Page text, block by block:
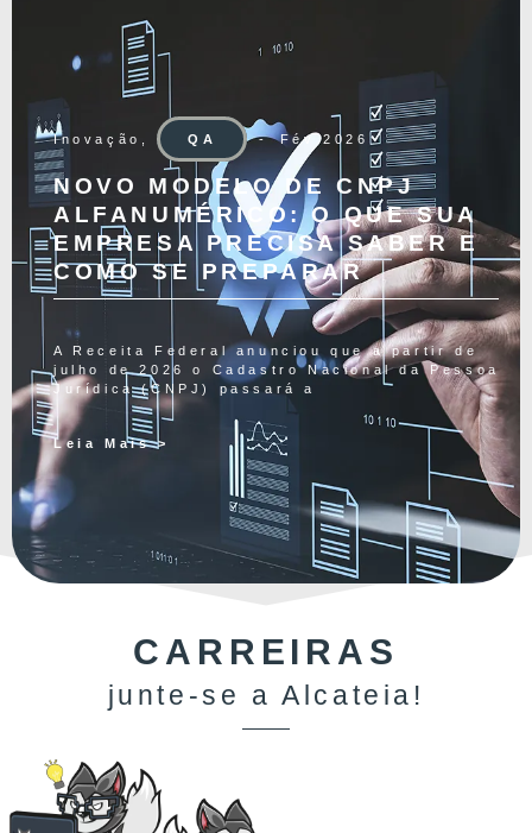
Inovação , QA Fév 2026
NOVO MODELO DE CNPJ
ALFANUMÉRICO: O QUE SUA
EMPRESA PRECISA SABER E
COMO SE PREPARAR
A Receita Federal anunciou que a partir de
julho de 2026 o Cadastro Nacional da Pessoa
Jurídica (CNPJ) passará a
Leia Mais >
CARREIRAS
junte-se a Alcateia!